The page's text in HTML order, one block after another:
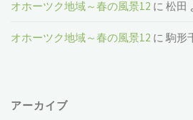
オホーツク地域～春の風景12 に松田
オホーツク地域～春の風景12 に駒形
アーカイブ